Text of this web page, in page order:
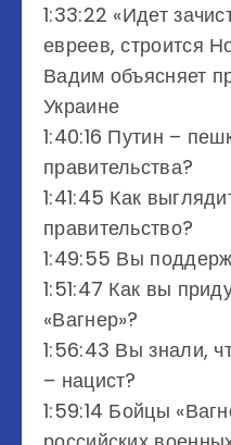
1:33:22 «Идет
евреев, строится
Вадим объясняет
Украине
1:40:16 Путин –
правительства?
1:41:45 Как
правительство?
1:49:55 Вы
1:51:47 Как вы
«Вагнер»?
1:56:43 Вы знали,
– нацист?
1:59:14 Бойцы